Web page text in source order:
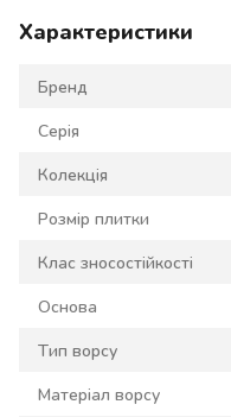
Характеристики
Бренд
Серія
Колекція
Розмір плитки
Клас зносостійкості
Основа
Тип ворсу
Матеріал ворсу